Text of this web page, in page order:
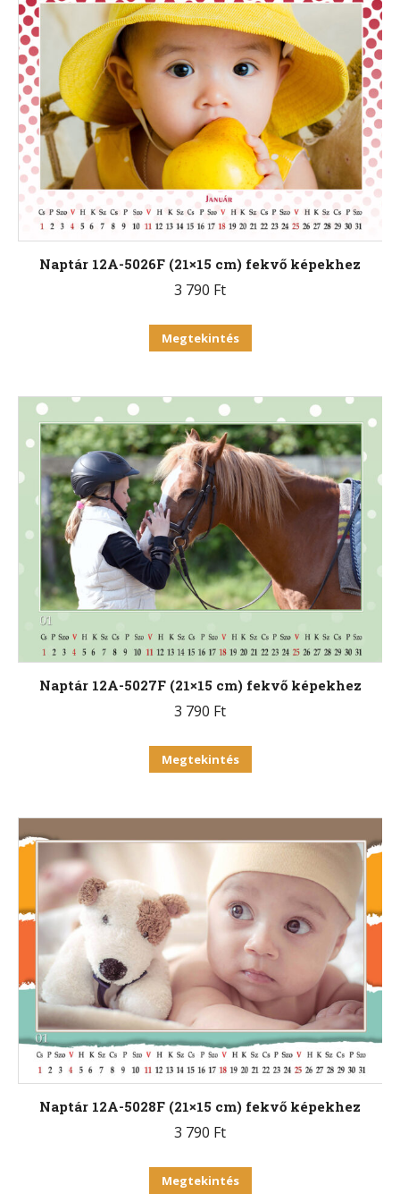
variációja
van.
A
változatok
termékoldalon
választhatók
ki
Naptár 12A-5026F (21×15 cm) fekvő képekhez
3 790 Ft
Megtekintés
variációja
van.
A
változatok
termékoldalon
választhatók
ki
Naptár 12A-5027F (21×15 cm) fekvő képekhez
3 790 Ft
Megtekintés
variációja
van.
A
változatok
a
termékoldalon
választhatók
ki
Naptár 12A-5028F (21×15 cm) fekvő képekhez
3 790 Ft
Megtekintés